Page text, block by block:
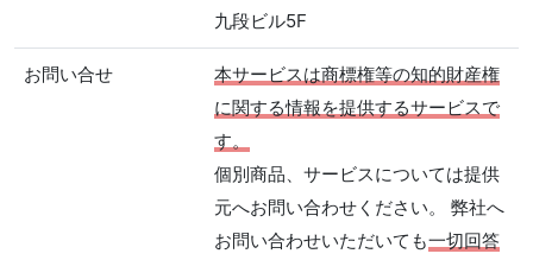
九段ビル5F
お問い合せ
本サービスは商標権等の知的財産権
に関する情報を提供するサービスで
す。
個別商品、サービスについては提供
元へお問い合わせください。 弊社へ
お問い合わせいただいても一切回答